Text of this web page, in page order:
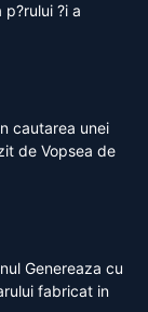
?i a
cautarea unei
de Vopsea de
Genereaza cu
fabricat in